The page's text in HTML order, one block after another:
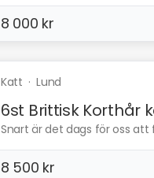
8 000 kr
Katt ·Lund
6st Brittisk Korthår
Snart är det dags för oss att
8 500 kr